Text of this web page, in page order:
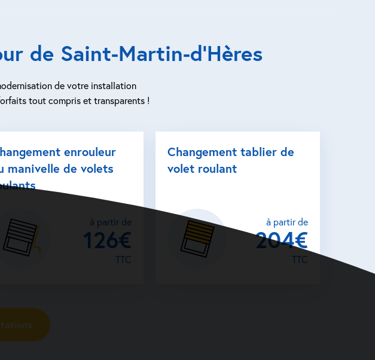
de Saint-Martin-d’Hères
de votre installation
tout compris et transparents !
enrouleur
manivelle de volets
à partir de
126€
TTC
Changement tablier de
volet roulant
à partir de
204€
TTC